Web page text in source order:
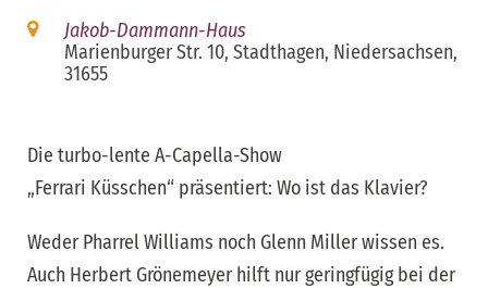
Jakob-Dammann-Haus
Marienburger Str. 10, Stadthagen, Niedersachsen,
31655
Die turbo-lente A-Capella-Show
„Ferrari Küsschen“ präsentiert: Wo ist das Klavier?
Weder Pharrel Williams noch Glenn Miller wissen es.
Auch Herbert Grönemeyer hilft nur geringfügig bei der